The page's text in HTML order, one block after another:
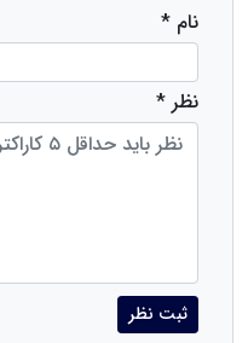
نام *
نظر *
ثبت نظر